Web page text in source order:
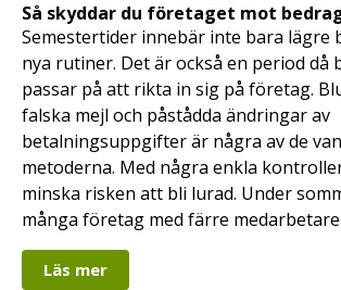
Så skyddar du företaget mot
Semestertider innebär inte bara lägre
nya rutiner. Det är också en period då
passar på att rikta in sig på företag.
falska mejl och påstådda ändringar av
betalningsuppgifter är några av de
metoderna. Med några enkla
minska risken att bli lurad. Under
många företag med färre
Läs mer